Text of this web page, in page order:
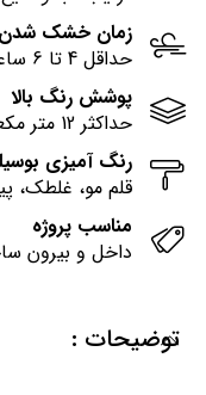
زمان خشک شدن
حداقل 4 تا 6 ساعت
پوشش رنگ بالا
حداکثر 12 متر مکعب در لیتر
رنگ آمیزی
قلم مو، غلطک،
مناسب پروژه
داخل و بیرون
توضیحات :